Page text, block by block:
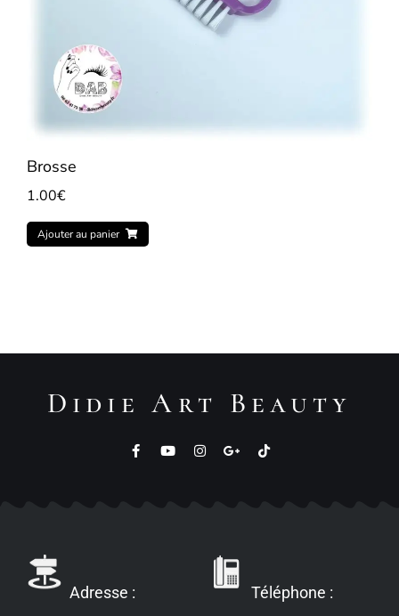
Brosse
1.00€
Ajouter au panier
Didie Art Beauty
Adresse : Téléphone :